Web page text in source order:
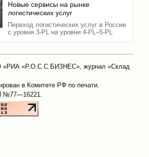
Новые сервисы на рынке
логистических услуг
Переход логистических услуг в России
с уровня 3-PL на уровни 4-PL–5-PL
«РИА «Р.О.С.С.БИЗНЕС», журнал «Склад
в Комитете РФ по печати.
№77—16221.